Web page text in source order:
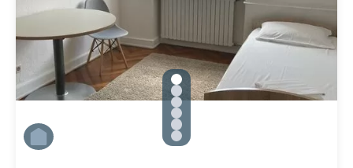
gallery.slide_selector
Zu Slide 1 wechseln
Zu Slide 2 wechseln
Zu Slide 3 wechseln
Zu Slide 4 wechseln
Zu Slide 5 wechseln
Zu Slide 6 wechseln